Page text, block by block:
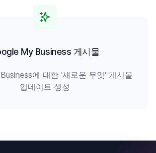
My Business 게시물
에 대한 '새로운 무엇' 게시물
업데이트 생성